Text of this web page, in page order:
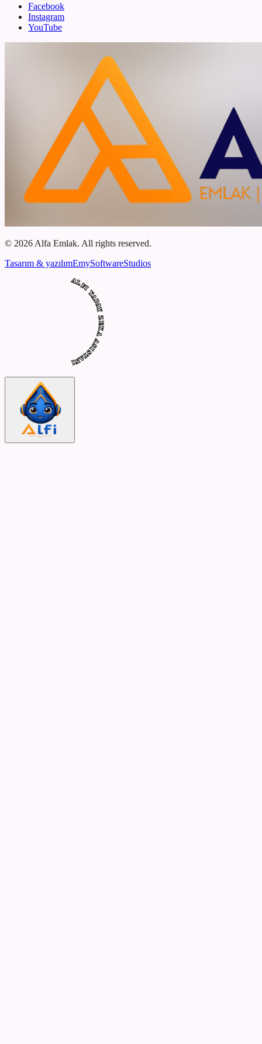
Facebook
Instagram
YouTube
© 2026 Alfa Emlak. All rights reserved.
Tasarım & yazılımEmySoftwareStudios
ALFI YAPAY ZEKA ASISTANI